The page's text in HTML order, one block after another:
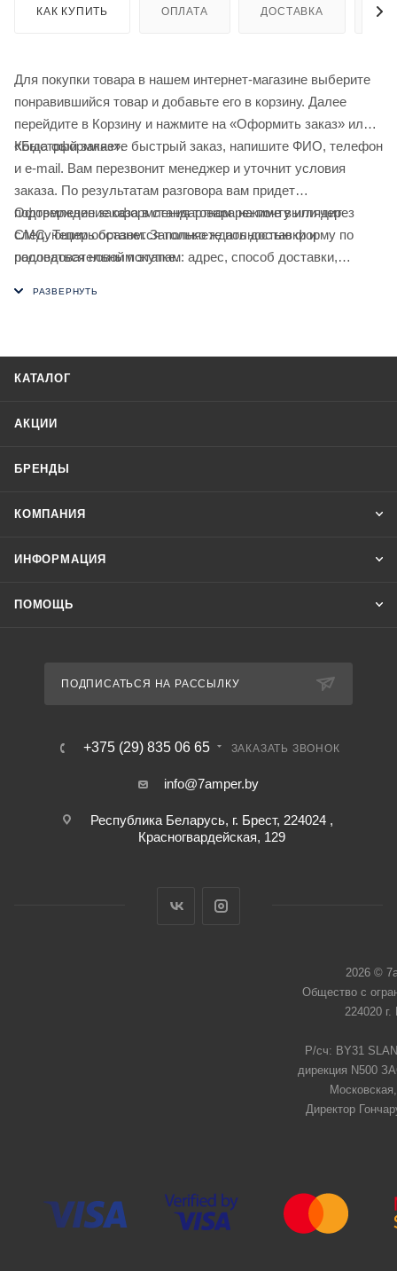
КАК КУПИТЬ ОПЛАТА ДОСТАВКА
Для покупки товара в нашем интернет-магазине выберите
понравившийся товар и добавьте его в корзину. Далее
перейдите в Корзину и нажмите на «Оформить заказ» или
«Быстрый заказ».
Когда оформляете быстрый заказ, напишите ФИО, телефон
и e-mail. Вам перезвонит менеджер и уточнит условия
заказа. По результатам разговора вам придет
подтверждение оформления товара на почту или через
СМС. Теперь останется только ждать доставки и
радоваться новой покупке.
Оформление заказа в стандартном режиме выглядит
следующим образом. Заполняете полностью форму по
последовательным этапам: адрес, способ доставки,
КАТАЛОГ
АКЦИИ
БРЕНДЫ
КОМПАНИЯ
ИНФОРМАЦИЯ
ПОМОЩЬ
ПОДПИСАТЬСЯ НА РАССЫЛКУ
+375 (29) 835 06 65 ЗАКАЗАТЬ ЗВОНОК
info@7amper.by
Республика Беларусь, г. Брест, 224024 ,
Красногвардейская, 129
2026 ©
Общество с
224020
Р/сч: BY31
дирекция N500
Директор